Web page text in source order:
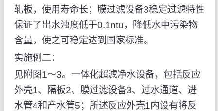
轧板，使用寿命长；膜过滤设备3稳定过滤特性
保证了出水浊度低于0.1ntu，降低水中污染物
含量，使之可稳定达到国家标准。
实施例二：
见附图1～3。一体化超滤净水设备，包括反应
外壳1、隔板2、膜过滤设备3、过水通道、进
水管4和产水管5；所述反应外壳1内设有将反